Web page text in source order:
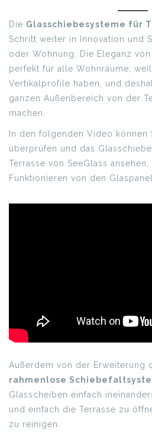
Die Glasschiebesysteme für
Schritt weiter in Innovation und
oder Wohnung. Die Eleganz von
perfekt für alle Wohnräume,
Vertikalprofile haben, und
ganzen Außenbereich von der
machen.
In den folgenden Video können
überprüfen und das
Terrasse von SeeGlass
Funktionieren von den
Außerdem von der Erweiterung
rahmenlose
Glasscheiben einfach
und einfach die Terrasse zu
zu reinigen.